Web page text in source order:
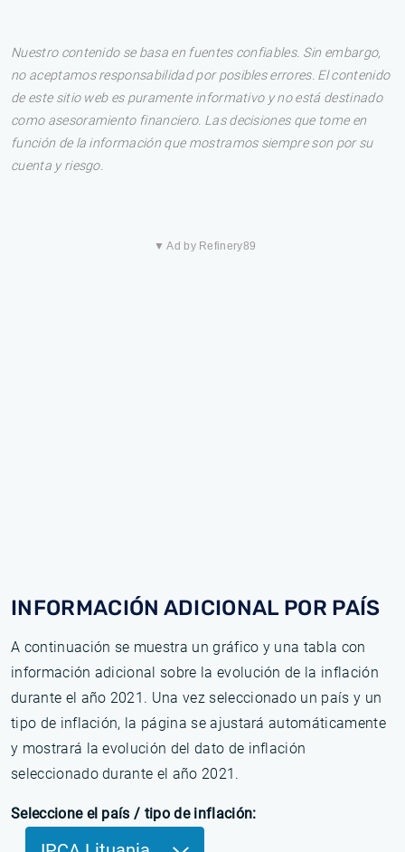
Nuestro contenido se basa en fuentes confiables. Sin embargo,
no aceptamos responsabilidad por posibles errores. El contenido
de este sitio web es puramente informativo y no está destinado
como asesoramiento financiero. Las decisiones que tome en
función de la información que mostramos siempre son por su
cuenta y riesgo.
▼ Ad by Refinery89
INFORMACIÓN ADICIONAL POR PAÍS
A continuación se muestra un gráfico y una tabla con
información adicional sobre la evolución de la inflación
durante el año 2021. Una vez seleccionado un país y un
tipo de inflación, la página se ajustará automáticamente
y mostrará la evolución del dato de inflación
seleccionado durante el año 2021.
Seleccione el país / tipo de inflación: